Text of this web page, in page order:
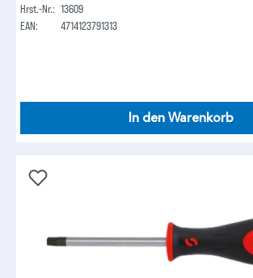
Hrst.-Nr.: 13609
EAN:
4714123791313
In den Warenkorb